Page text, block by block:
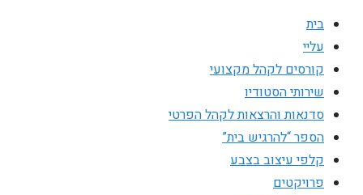
בית
עליי
קורסים לקהל מקצועי
שירותי הסטודיו
סדנאות והרצאות לקהל הפרטי
הספר “להרגיש בית”
קלפי עיצוב בצבע
פרויקטים